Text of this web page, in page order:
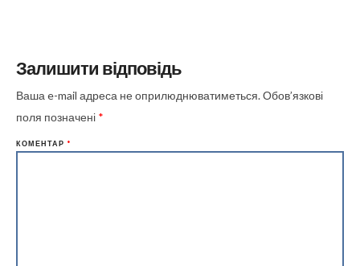
Залишити відповідь
Ваша e-mail адреса не оприлюднюватиметься.Обов’язкові
поля позначені *
КОМЕНТАР *